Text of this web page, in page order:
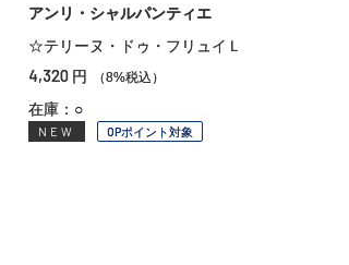
アンリ・シャルパンティエ
☆テリーヌ・ドゥ・フリュイＬ
4,320 円 （8%税込）
在庫：○
NEW OPポイント対象